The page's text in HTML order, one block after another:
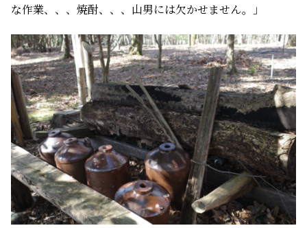
な作業、、、焼酎、、、山男には欠かせません。」